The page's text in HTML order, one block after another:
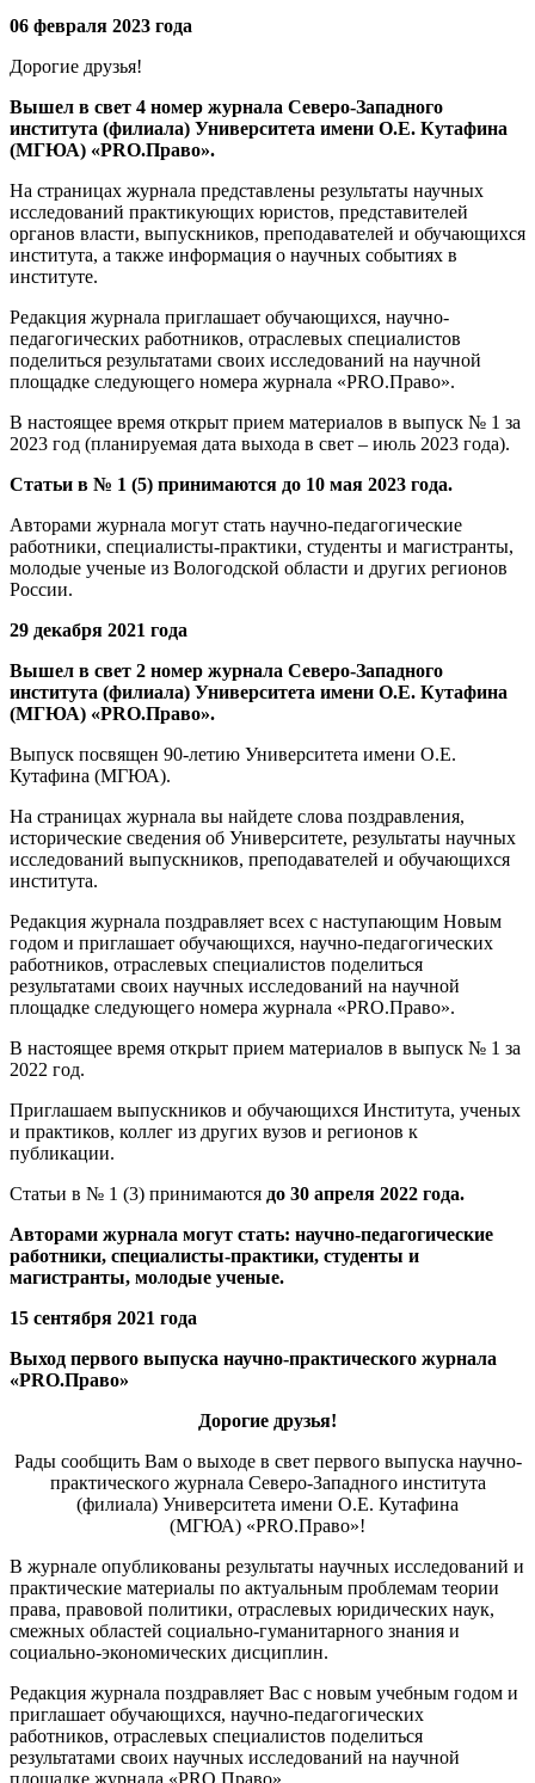
06 февраля 2023 года
Дорогие друзья!
Вышел в свет 4 номер журнала Северо-Западного
института (филиала) Университета имени О.Е. Кутафина
(МГЮА) «PRO.Право».
На страницах журнала представлены результаты научных
исследований практикующих юристов, представителей
органов власти, выпускников, преподавателей и обучающихся
института, а также информация о научных событиях в
институте.
Редакция журнала приглашает обучающихся, научно-
педагогических работников, отраслевых специалистов
поделиться результатами своих исследований на научной
площадке следующего номера журнала «PRO.Право».
В настоящее время открыт прием материалов в выпуск № 1 за
2023 год (планируемая дата выхода в свет – июль 2023 года).
Статьи в № 1 (5) принимаются до 10 мая 2023 года.
Авторами журнала могут стать научно-педагогические
работники, специалисты-практики, студенты и магистранты,
молодые ученые из Вологодской области и других регионов
России.
29 декабря 2021 года
Вышел в свет 2 номер журнала Северо-Западного
института (филиала) Университета имени О.Е. Кутафина
(МГЮА) «PRO.Право».
Выпуск посвящен 90-летию Университета имени О.Е.
Кутафина (МГЮА).
На страницах журнала вы найдете слова поздравления,
исторические сведения об Университете, результаты научных
исследований выпускников, преподавателей и обучающихся
института.
Редакция журнала поздравляет всех с наступающим Новым
годом и приглашает обучающихся, научно-педагогических
работников, отраслевых специалистов поделиться
результатами своих научных исследований на научной
площадке следующего номера журнала «PRO.Право».
В настоящее время открыт прием материалов в выпуск № 1 за
2022 год.
Приглашаем выпускников и обучающихся Института, ученых
и практиков, коллег из других вузов и регионов к
публикации.
Статьи в № 1 (3) принимаются до 30 апреля 2022 года.
Авторами журнала могут стать: научно-педагогические
работники, специалисты-практики, студенты и
магистранты, молодые ученые.
15 сентября 2021 года
Выход первого выпуска научно-практического журнала
«PRO.Право»
Дорогие друзья!
Рады сообщить Вам о выходе в свет первого выпуска научно-
практического журнала Северо-Западного института
(филиала) Университета имени О.Е. Кутафина
(МГЮА) «PRO.Право»!
В журнале опубликованы результаты научных исследований и
практические материалы по актуальным проблемам теории
права, правовой политики, отраслевых юридических наук,
смежных областей социально-гуманитарного знания и
социально-экономических дисциплин.
Редакция журнала поздравляет Вас с новым учебным годом и
приглашает обучающихся, научно-педагогических
работников, отраслевых специалистов поделиться
результатами своих научных исследований на научной
площадке журнала «PRO.Право».